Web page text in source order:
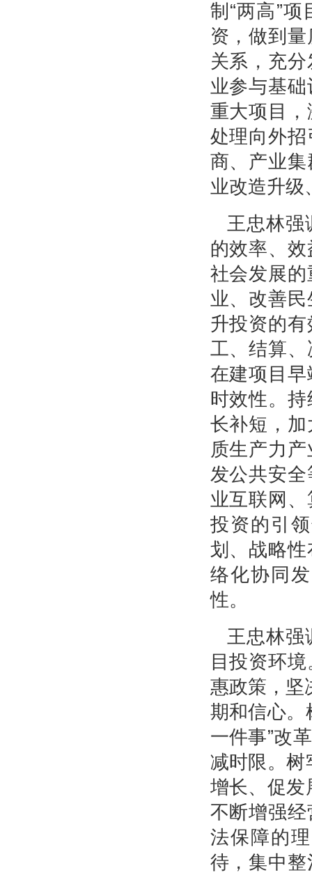
制“两高”
资，做到
关系，充
业参与基
重大项目
处理向外
商、产业
业改造升级
王忠林强
的效率、
社会发展
业、改善
升投资的
工、结算
在建项目
时效性。
长补短，
质生产力
发公共安
业互联网
投资的引
划、战略
络化协同
性。
王忠林强
目投资环
惠政策，坚
期和信心。
一件事”改
减时限。树
增长、促发
不断增强
法保障的
待，集中